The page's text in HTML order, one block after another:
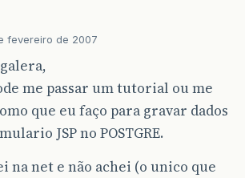
fevereiro de 2007
me passar um tutorial ou me
que eu faço para gravar dados
JSP no POSTGRE.
na net e não achei (o unico que